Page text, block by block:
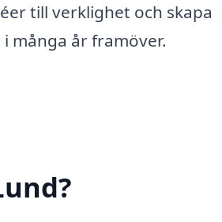
till verklighet och skapa
många år framöver.